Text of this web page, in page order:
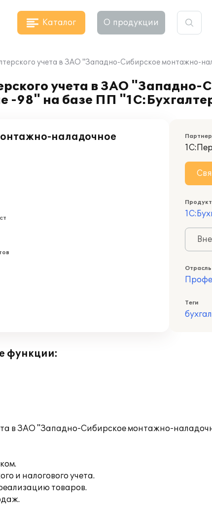
Каталог О продукции
учета в ЗАО "Западно-Сибирское монтажно-
учета в ЗАО
-98" на базе ПП
наладочное
Продукт
Теги
функции:
в ЗАО "Западно-Сибирское монтажно-
и налогового учета.
товаров.